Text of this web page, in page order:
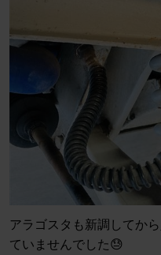
アラゴスタも新調してか
ていませんでした😓